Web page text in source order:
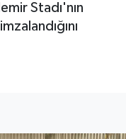
Stadı'nın